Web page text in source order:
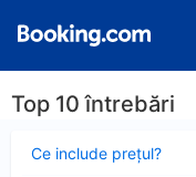
Top 10 întrebări
Ce include preţul?
închis